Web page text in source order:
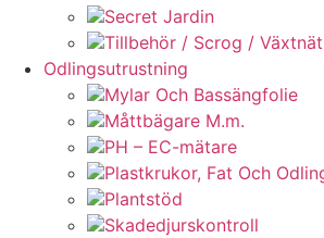
Secret Jardin
Tillbehör / Scrog / Växtnät
Odlingsutrustning
Mylar Och Bassängfolie
Måttbägare M.m.
PH – EC-mätare
Plastkrukor, Fat Och
Plantstöd
Skadedjurskontroll